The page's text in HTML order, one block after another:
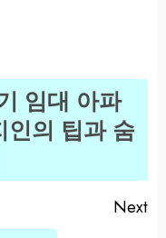
임대 아파
인의 팁과 숨
Next